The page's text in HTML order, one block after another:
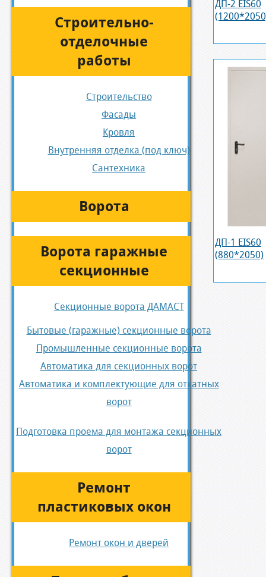
Строительно-
отделочные
работы
Строительство
Фасады
Кровля
Внутренняя отделка (под ключ)
Сантехника
Ворота
Ворота гаражные
секционные
Секционные ворота ДАМАСТ
Бытовые (гаражные) секционные ворота
Промышленные секционные ворота
Автоматика для секционных ворот
Автоматика и комплектующие для откатных
ворот
Подготовка проема для монтажа секционных
ворот
Ремонт
пластиковых окон
Ремонт окон и дверей
ДП-2 EIS60
ДП-1 EIS60
(880*2050)